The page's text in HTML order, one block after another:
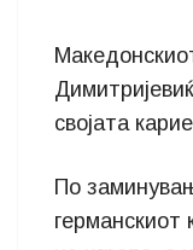
својата
По
германскиот